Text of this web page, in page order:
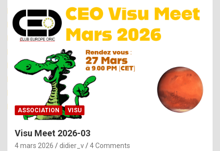
i
n
e
R
o
ASSOCIATION VISU
Visu Meet 2026-03
4 mars 2026 didier_v 4 Comments